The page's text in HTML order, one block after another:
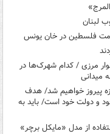
لبنان
مرزی / کدام شهرک‌ها در
میدانی
پیروز خواهیم شد/ هدف
و دولت خود است/ باید به
از مدل «مایکل برچر»